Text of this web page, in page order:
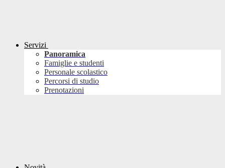
Servizi
Panoramica
Famiglie e studenti
Personale scolastico
Percorsi di studio
Prenotazioni